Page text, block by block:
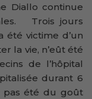
Diallo continue
Trois jours
été victime d’un
la vie, n’eût été
de l’hôpital
durant 6
pas été du goût